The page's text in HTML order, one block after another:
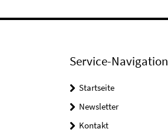
Service-Navigation
Startseite
Newsletter
Kontakt